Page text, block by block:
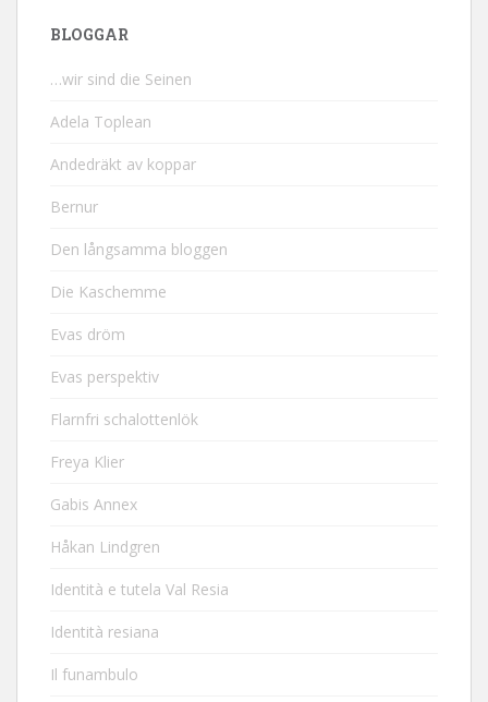
BLOGGAR
…wir sind die Seinen
Adela Toplean
Andedräkt av koppar
Bernur
Den långsamma bloggen
Die Kaschemme
Evas dröm
Evas perspektiv
Flarnfri schalottenlök
Freya Klier
Gabis Annex
Håkan Lindgren
Identità e tutela Val Resia
Identità resiana
Il funambulo